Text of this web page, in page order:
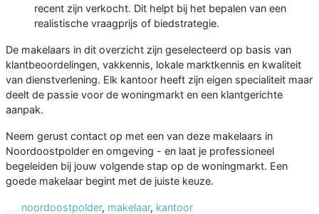
recent zijn verkocht. Dit helpt bij het bepalen van een
realistische vraagprijs of biedstrategie.
De makelaars in dit overzicht zijn geselecteerd op basis van
klantbeoordelingen, vakkennis, lokale marktkennis en kwaliteit
van dienstverlening. Elk kantoor heeft zijn eigen specialiteit maar
deelt de passie voor de woningmarkt en een klantgerichte
aanpak.
Neem gerust contact op met een van deze makelaars in
Noordoostpolder en omgeving - en laat je professioneel
begeleiden bij jouw volgende stap op de woningmarkt. Een
goede makelaar begint met de juiste keuze.
noordoostpolder, makelaar, kantoor